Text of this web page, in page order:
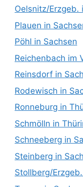
Oelsnitz/Erzgeb.
Plauen in
Pöhl in Sachsen
Reichenbach im
Reinsdorf in
Rodewisch in
Ronneburg in
Schmölln in
Schneeberg in
Steinberg in
Stollberg/